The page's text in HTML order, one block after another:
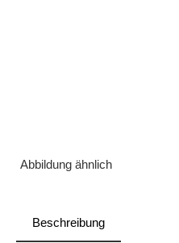
Abbildung ähnlich
Beschreibung